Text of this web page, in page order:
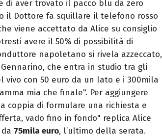
di aver trovato il pacco blu da zero
il Dottore fa squillare il telefono rosso
viene accettato da Alice su consiglio
avere il 50% di possibilità di
napoletano si rivela azzeccato,
che entra in studio tra gli
con 50 euro da un lato e i 300mila
mia che finale". Per aggiungere
coppia di formulare una richiesta e
vado fino in fondo" replica Alice
75mila euro, l’ultimo della serata.